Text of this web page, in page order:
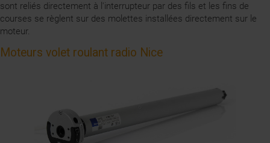
sont reliés directement à l'interrupteur par des fils et les fins de
courses se règlent sur des molettes installées directement sur le
moteur.
Moteurs volet roulant radio Nice